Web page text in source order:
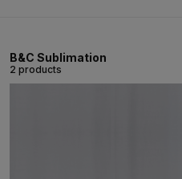
B&C Sublimation
2 products